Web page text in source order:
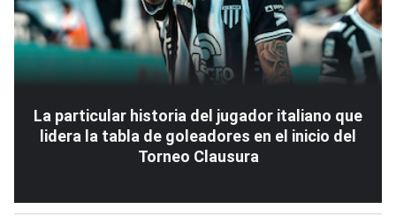
La particular historia del jugador italiano que
lidera la tabla de goleadores en el inicio del
Torneo Clausura